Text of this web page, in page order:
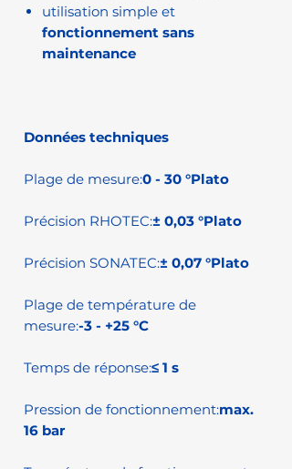
utilisation simple et
fonctionnement sans
maintenance
Données techniques
Plage de mesure:0 - 30 °Plato
Précision RHOTEC:± 0,03 °Plato
Précision SONATEC:± 0,07 °Plato
Plage de température de
mesure:-3 - +25 °C
Temps de réponse:≤ 1 s
Pression de fonctionnement:max.
16 bar